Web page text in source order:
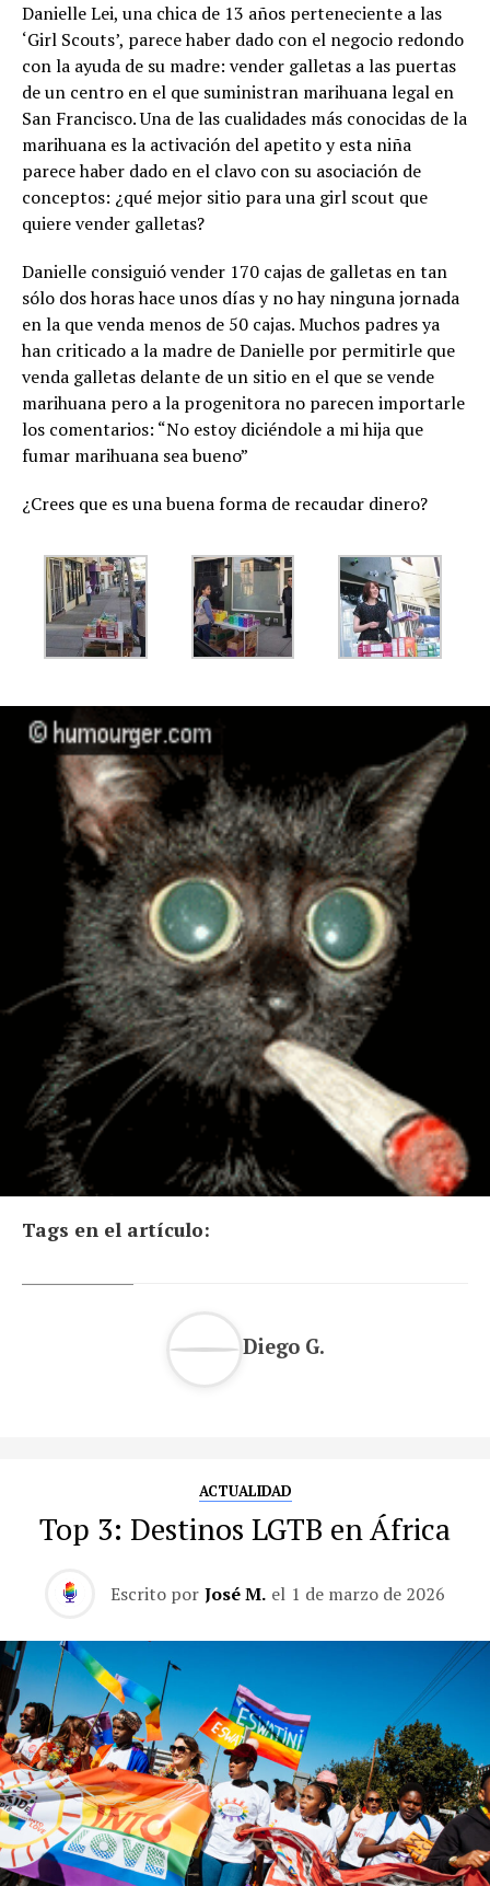
Danielle Lei, una chica de 13 años perteneciente a las
‘Girl Scouts’, parece haber dado con el negocio redondo
con la ayuda de su madre: vender galletas a las puertas
de un centro en el que suministran marihuana legal en
San Francisco. Una de las cualidades más conocidas de la
marihuana es la activación del apetito y esta niña
parece haber dado en el clavo con su asociación de
conceptos: ¿qué mejor sitio para una girl scout que
quiere vender galletas?
Danielle consiguió vender 170 cajas de galletas en tan
sólo dos horas hace unos días y no hay ninguna jornada
en la que venda menos de 50 cajas. Muchos padres ya
han criticado a la madre de Danielle por permitirle que
venda galletas delante de un sitio en el que se vende
marihuana pero a la progenitora no parecen importarle
los comentarios: “No estoy diciéndole a mi hija que
fumar marihuana sea bueno”
¿Crees que es una buena forma de recaudar dinero?
Tags en el artículo:
Diego G.
ACTUALIDAD
Top 3: Destinos LGTB en África
Escrito por José M. el 1 de marzo de 2026